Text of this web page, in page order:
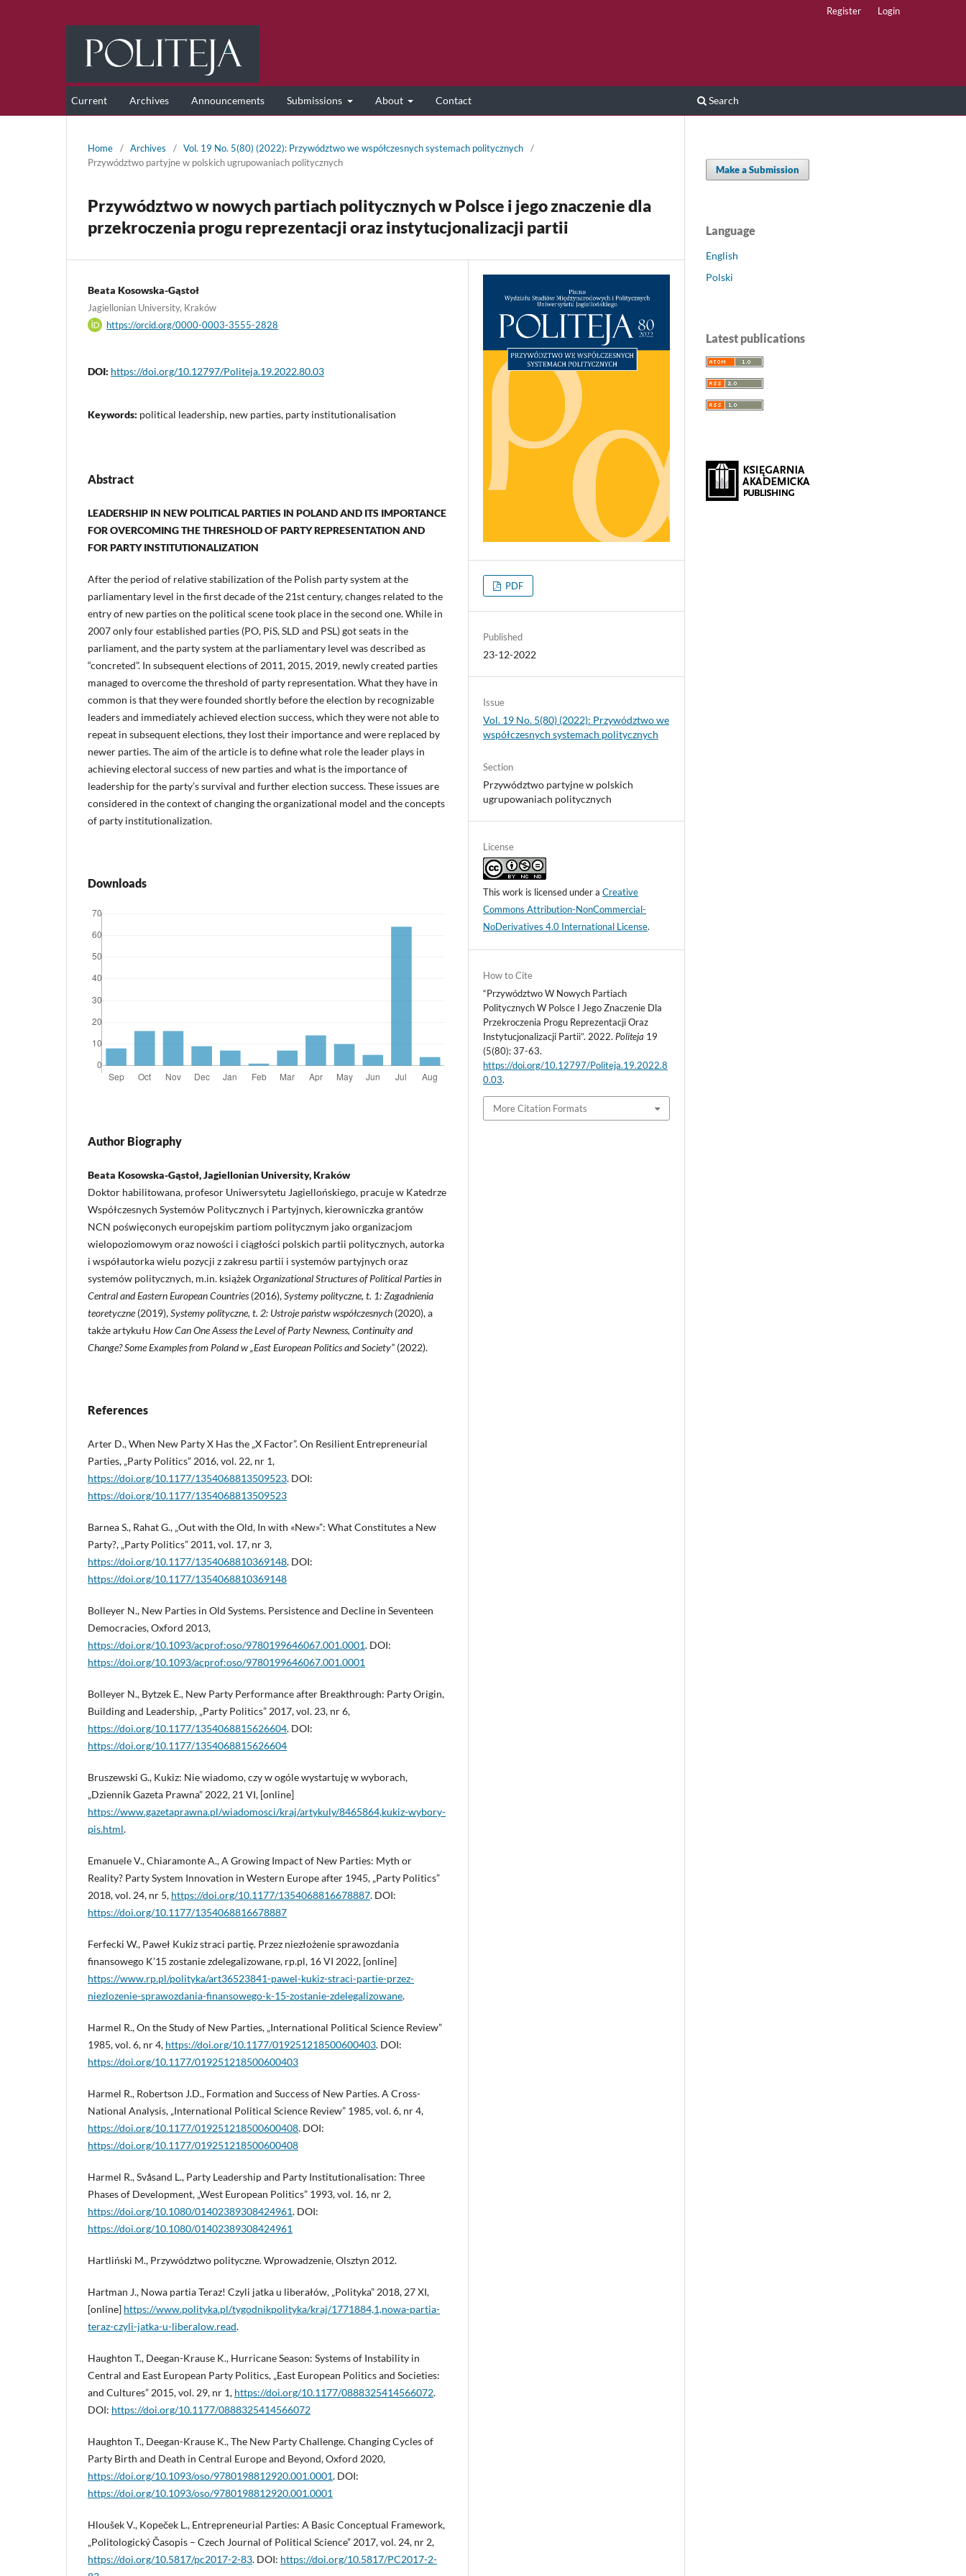
Current Archives Announcements Submissions About Contact Search
Register Login
Home / Archives / Vol. 19 No. 5(80) (2022): Przywództwo we współczesnych systemach politycznych
/
Przywództwo partyjne w polskich ugrupowaniach politycznych
Przywództwo w nowych partiach politycznych w Polsce i jego znaczenie dla
przekroczenia progu reprezentacji oraz instytucjonalizacji partii
Beata Kosowska-Gąstoł
Jagiellonian University, Kraków
https://orcid.org/0000-0003-3555-2828
DOI: https://doi.org/10.12797/Politeja.19.2022.80.03
Keywords: political leadership, new parties, party institutionalisation
Abstract
LEADERSHIP IN NEW POLITICAL PARTIES IN POLAND AND ITS IMPORTANCE
FOR OVERCOMING THE THRESHOLD OF PARTY REPRESENTATION AND
FOR PARTY INSTITUTIONALIZATION
After the period of relative stabilization of the Polish party system at the
parliamentary level in the first decade of the 21st century, changes related to the
entry of new parties on the political scene took place in the second one. While in
2007 only four established parties (PO, PiS, SLD and PSL) got seats in the
parliament, and the party system at the parliamentary level was described as
“concreted”. In subsequent elections of 2011, 2015, 2019, newly created parties
managed to overcome the threshold of party representation. What they have in
common is that they were founded shortly before the election by recognizable
leaders and immediately achieved election success, which they were not able to
repeat in subsequent elections, they lost their importance and were replaced by
newer parties. The aim of the article is to define what role the leader plays in
achieving electoral success of new parties and what is the importance of
leadership for the party’s survival and further election success. These issues are
considered in the context of changing the organizational model and the concepts
of party institutionalization.
Downloads
Author Biography
Beata Kosowska-Gąstoł, Jagiellonian University, Kraków
Doktor habilitowana, profesor Uniwersytetu Jagiellońskiego, pracuje w Katedrze
Współczesnych Systemów Politycznych i Partyjnych, kierowniczka grantów
NCN poświęconych europejskim partiom politycznym jako organizacjom
wielopoziomowym oraz nowości i ciągłości polskich partii politycznych, autorka
i współautorka wielu pozycji z zakresu partii i systemów partyjnych oraz
systemów politycznych, m.in. książekOrganizational Structures of Political Parties in
Central and Eastern European Countries (2016),Systemy polityczne, t. 1: Zagadnienia
teoretyczne(2019),Systemy polityczne, t. 2: Ustroje państw współczesnych (2020), a
także artykułu How Can One Assess the Level of Party Newness, Continuity and
Change? Some Examples from Poland w „East European Politics and Society” (2022).
References
Arter D., When New Party X Has the „X Factor”. On Resilient Entrepreneurial
Parties, „Party Politics” 2016, vol. 22, nr 1,
https://doi.org/10.1177/1354068813509523. DOI:
https://doi.org/10.1177/1354068813509523
Barnea S., Rahat G., „Out with the Old, In with «New»”: What Constitutes a New
Party?, „Party Politics” 2011, vol. 17, nr 3,
https://doi.org/10.1177/1354068810369148. DOI:
https://doi.org/10.1177/1354068810369148
Bolleyer N., New Parties in Old Systems. Persistence and Decline in Seventeen
Democracies, Oxford 2013,
https://doi.org/10.1093/acprof:oso/9780199646067.001.0001. DOI:
https://doi.org/10.1093/acprof:oso/9780199646067.001.0001
Bolleyer N., Bytzek E., New Party Performance after Breakthrough: Party Origin,
Building and Leadership, „Party Politics” 2017, vol. 23, nr 6,
https://doi.org/10.1177/1354068815626604. DOI:
https://doi.org/10.1177/1354068815626604
Bruszewski G., Kukiz: Nie wiadomo, czy w ogóle wystartuję w wyborach,
„Dziennik Gazeta Prawna” 2022, 21 VI, [online]
https://www.gazetaprawna.pl/wiadomosci/kraj/artykuly/8465864,kukiz-wybory-
pis.html.
Emanuele V., Chiaramonte A., A Growing Impact of New Parties: Myth or
Reality? Party System Innovation in Western Europe after 1945, „Party Politics”
2018, vol. 24, nr 5, https://doi.org/10.1177/1354068816678887. DOI:
https://doi.org/10.1177/1354068816678887
Ferfecki W., Paweł Kukiz straci partię. Przez niezłożenie sprawozdania
finansowego K’15 zostanie zdelegalizowane, rp.pl, 16 VI 2022, [online]
https://www.rp.pl/polityka/art36523841-pawel-kukiz-straci-partie-przez-
niezlozenie-sprawozdania-finansowego-k-15-zostanie-zdelegalizowane.
Harmel R., On the Study of New Parties, „International Political Science Review”
1985, vol. 6, nr 4, https://doi.org/10.1177/019251218500600403. DOI:
https://doi.org/10.1177/019251218500600403
Harmel R., Robertson J.D., Formation and Success of New Parties. A Cross-
National Analysis, „International Political Science Review” 1985, vol. 6, nr 4,
https://doi.org/10.1177/019251218500600408. DOI:
https://doi.org/10.1177/019251218500600408
Harmel R., Svåsand L., Party Leadership and Party Institutionalisation: Three
Phases of Development, „West European Politics” 1993, vol. 16, nr 2,
https://doi.org/10.1080/01402389308424961. DOI:
https://doi.org/10.1080/01402389308424961
Hartliński M., Przywództwo polityczne. Wprowadzenie, Olsztyn 2012.
Hartman J., Nowa partia Teraz! Czyli jatka u liberałów, „Polityka” 2018, 27 XI,
[online] https://www.polityka.pl/tygodnikpolityka/kraj/1771884,1,nowa-partia-
teraz-czyli-jatka-u-liberalow.read.
Haughton T., Deegan-Krause K., Hurricane Season: Systems of Instability in
Central and East European Party Politics, „East European Politics and Societies:
and Cultures” 2015, vol. 29, nr 1, https://doi.org/10.1177/0888325414566072.
DOI: https://doi.org/10.1177/0888325414566072
Haughton T., Deegan-Krause K., The New Party Challenge. Changing Cycles of
Party Birth and Death in Central Europe and Beyond, Oxford 2020,
https://doi.org/10.1093/oso/9780198812920.001.0001. DOI:
https://doi.org/10.1093/oso/9780198812920.001.0001
Hloušek V., Kopeček L., Entrepreneurial Parties: A Basic Conceptual Framework,
„Politologický Časopis – Czech Journal of Political Science” 2017, vol. 24, nr 2,
https://doi.org/10.5817/pc2017-2-83. DOI: https://doi.org/10.5817/PC2017-2-
PDF
Published
23-12-2022
Issue
Vol. 19 No. 5(80) (2022): Przywództwo we
współczesnych systemach politycznych
Section
Przywództwo partyjne w polskich
ugrupowaniach politycznych
License
This work is licensed under aCreative
Commons Attribution-NonCommercial-
NoDerivatives 4.0 International License.
How to Cite
“Przywództwo W Nowych Partiach
Politycznych W Polsce I Jego Znaczenie Dla
Przekroczenia Progu Reprezentacji Oraz
Instytucjonalizacji Partii”. 2022. Politeja 19
(5(80): 37-63.
https://doi.org/10.12797/Politeja.19.2022.8
0.03.
More Citation Formats
Make a Submission
Language
English
Polski
Latest publications